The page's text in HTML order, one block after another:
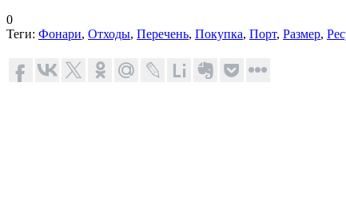
0
Теги: Фонари, Отходы, Перечень, Покупка, Порт, Размер,